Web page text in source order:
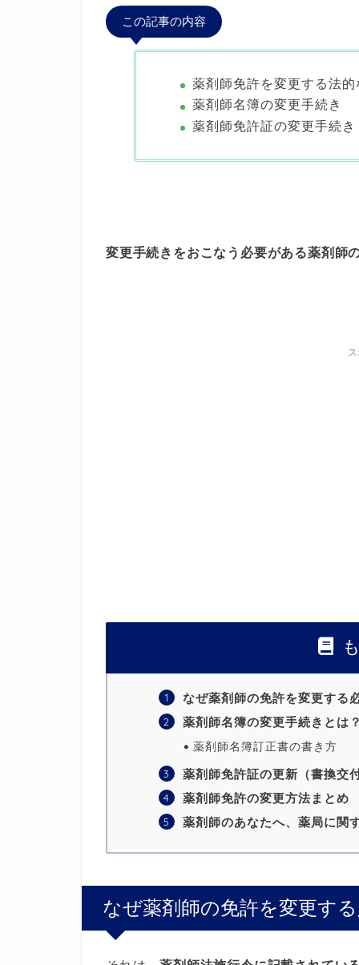
この記事の内容
薬剤師免許を変更する法
薬剤師名簿の変更手続き
薬剤師免許証の変更手続き
変更手続きをおこなう必要がある薬剤師
なぜ薬剤師の免許を変更する
薬剤師名簿の変更手続きとは
薬剤師名簿訂正書の書き方
薬剤師免許証の更新（書換交
薬剤師免許の変更方法まとめ
薬剤師のあなたへ、薬局に関
なぜ薬剤師の免許を変更す